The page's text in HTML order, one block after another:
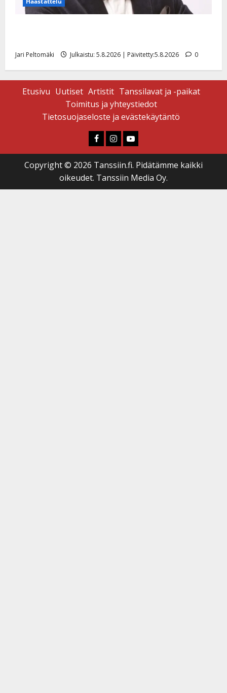
Jari Peltomäki Julkaistu: 5.8.2026 | Päivitetty:5.8.2026 0
Etusivu Uutiset Artistit Tanssilavat ja -paikat
Toimitus ja yhteystiedot
Tietosuojaseloste ja evästekäytäntö
Faceboook
Instagram
Youtube
Copyright © 2026 Tanssiin.fi. Pidätämme kaikki
oikeudet. Tanssiin Media Oy.